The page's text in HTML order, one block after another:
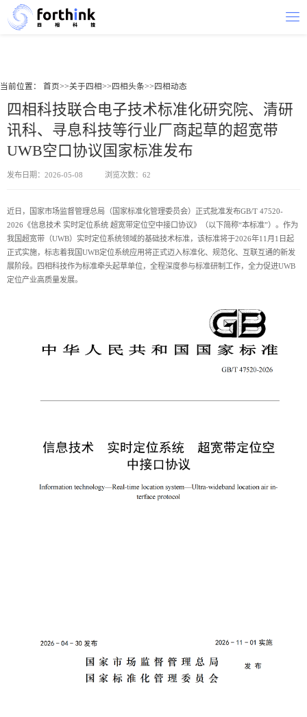
当前位置： 首页>>关于四相>> 四相头条>> 四相动态
四相科技联合电子技术标准化研究院、清研
讯科、寻息科技等行业厂商起草的超宽带
UWB空口协议国家标准发布
发布日期：2026-05-08 浏览次数：62
近日，国家市场监督管理总局（国家标准化管理委员会）正式批准发布GB/T 47520-
2026《信息技术 实时定位系统 超宽带定位空中接口协议》（以下简称“本标准”）。作为
我国超宽带（UWB）实时定位系统领域的基础技术标准，该标准将于2026年11月1日起
正式实施，标志着我国UWB定位系统应用将正式迈入标准化、规范化、互联互通的新发
展阶段。四相科技作为标准牵头起草单位，全程深度参与标准研制工作，全力促进UWB
定位产业高质量发展。